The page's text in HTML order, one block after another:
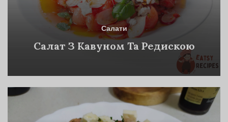
Салати
Салат З Кавуном Та Редискою